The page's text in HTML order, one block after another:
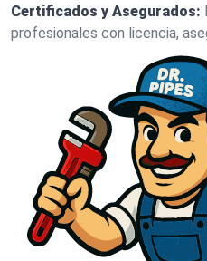
Certificados y Asegurados:
profesionales con licencia,